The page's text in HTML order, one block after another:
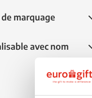
& coup de cœur
marquage
marquage
avec nom
avec nom